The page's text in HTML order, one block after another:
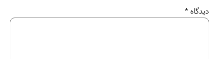
دیدگاه*